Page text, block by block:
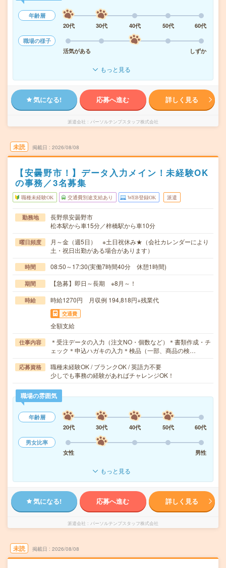
年齢層
20代
30代 40代 50代
60代
職場の様子
活気がある
しずか
もっと見る
気になる! 応募へ進む 詳しく見る
派遣会社 パーソルテンプスタッフ株式会社
未読 掲載日 2026/08/08
【安曇野市！】データ入力メイン！未経験OK
の事務／3名募集
職種未経験OK 交通費別途支給あり WEB登録OK 派遣
勤務地
長野県安曇野市
松本駅から車15分／梓橋駅から車10分
曜日頻度
月～金（週5日） ※土日祝休み★（会社カレンダーにより
土・祝日出勤がある場合があります）
時間 08:50～17:30(実働7時間40分 休憩1時間)
期間 【急募】即日～長期 ※8月～！
時給 時給1270円 月収例 194,818円+残業代
交通費
全額支給
仕事内容
＊受注データの入力（注文NO・個数など）＊書類作成・チ
ェック＊申込ハガキの入力＊検品（一部、商品の検…
応募資格
職種未経験OK / ブランクOK / 英語力不要
少しでも事務の経験があればチャレンジOK！
職場の雰囲気
年齢層
20代
30代 40代 50代
60代
男女比率
女性
男性
もっと見る
気になる! 応募へ進む 詳しく見る
派遣会社 パーソルテンプスタッフ株式会社
未読 掲載日 2026/08/08